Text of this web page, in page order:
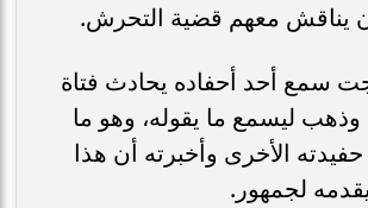
معهم قضية التحرش.
سمع أحد أحفاده يحادث فتاة
وذهب ليسمع ما يقوله، وهو ما
الأخرى وأخبرته أن هذا
لجمهور.